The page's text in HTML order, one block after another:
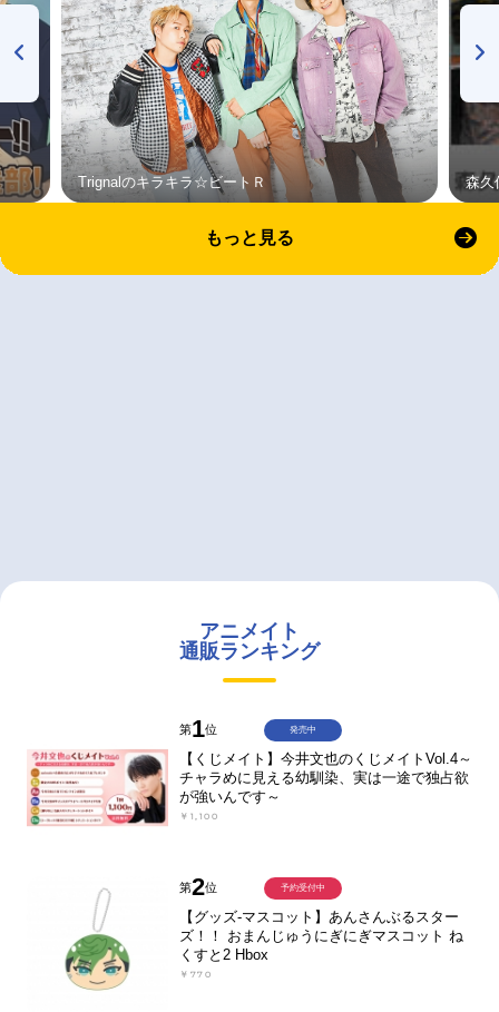
Trignalのキラキラ☆ビートＲ 森久
もっと見る
アニメイト
通販ランキング
第1位
【くじメイト】今井文也のくじメイトVol.4～
チャラめに見える幼馴染、実は一途で独占欲
が強いんです～
￥1,100
発売中
第2位
【グッズ-マスコット】あんさんぶるスター
ズ！！ おまんじゅうにぎにぎマスコット ね
くすと2 Hbox
￥770
予約受付中